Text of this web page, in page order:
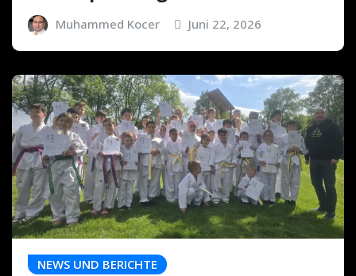
Muhammed Kocer Juni 22, 2026
NEWS UND BERICHTE